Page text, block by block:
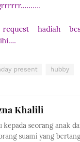
request hadiah
present hubby
Khalili
kepada seorang anak
suami yang